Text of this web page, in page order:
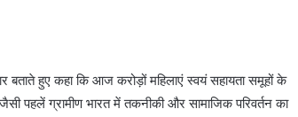
हुए कहा कि आज करोड़ों महिलाएं स्वयं सहायता समूहों के
पहलें ग्रामीण भारत में तकनीकी और सामाजिक परिवर्तन का